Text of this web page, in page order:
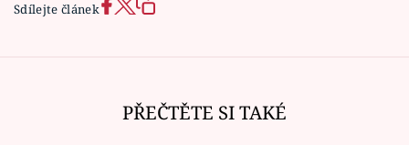
Sdílejte článek
PŘEČTĚTE SI TAKÉ